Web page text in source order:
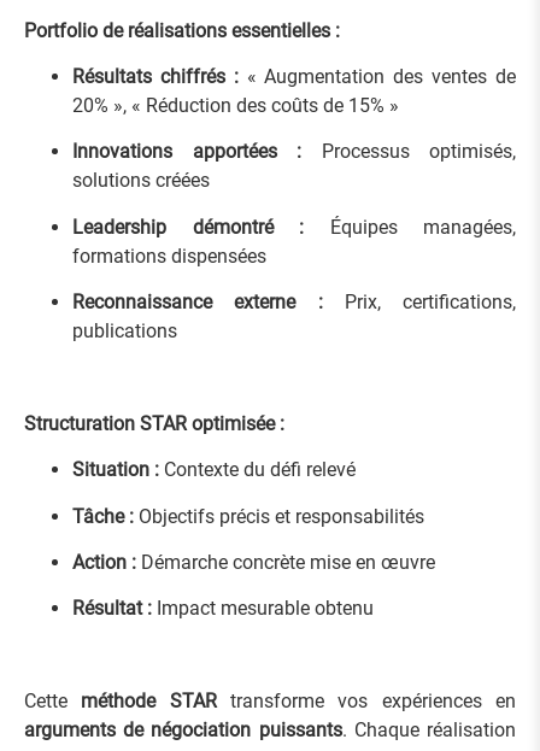
Portfolio de réalisations essentielles :
Résultats chiffrés :« Augmentation des ventes de
20% », « Réduction des coûts de 15% »
Innovations apportées : Processus optimisés,
solutions créées
Leadership démontré : Équipes managées,
formations dispensées
Reconnaissance externe :Prix, certifications,
publications
Structuration STAR optimisée :
Situation : Contexte du défi relevé
Tâche : Objectifs précis et responsabilités
Action : Démarche concrète mise en œuvre
Résultat : Impact mesurable obtenu
Cette méthode STARtransforme vos expériences en
arguments de négociation puissants. Chaque réalisation